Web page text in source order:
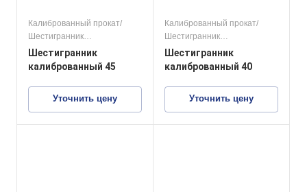
Калиброванный прокат/
Шестигранник
калиброванный
конструкционные стали
Шестигранник
калиброванный 45
Уточнить цену
Калиброванный прокат/
Шестигранник
калиброванный
конструкционные стали
Шестигранник
калиброванный 40
Уточнить цену